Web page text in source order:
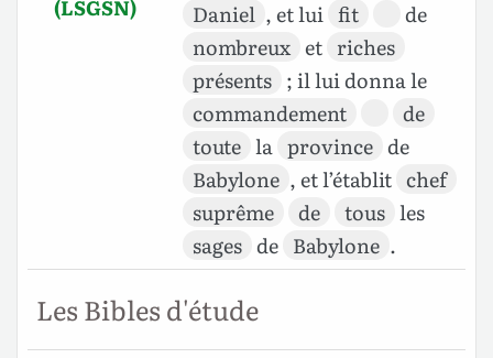
(LSGSN)
Daniel , et lui fit
de
nombreux et riches
présents ; il lui donna le
commandement
de
toute la province de
Babylone , et l’établit chef
suprême
de tous les
sages de Babylone .
Les Bibles d'étude